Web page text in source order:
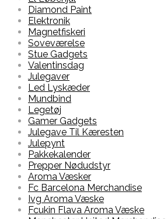
Diamond Paint
Elektronik
Magnetfiskeri
Soveværelse
Stue Gadgets
Valentinsdag
Julegaver
Led Lyskæder
Mundbind
Legetøj
Gamer Gadgets
Julegave Til Kæresten
Julepynt
Pakkekalender
Prepper Nødudstyr
Aroma Væsker
Fc Barcelona Merchandise
Ivg Aroma Væske
Fcukin Flava Aroma Væske